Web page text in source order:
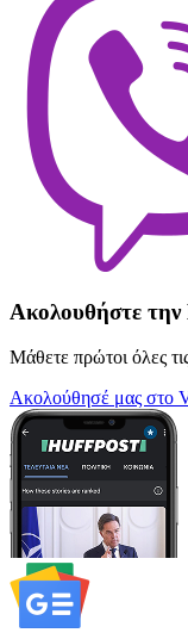
Ακολουθήστε
Μάθετε πρώτοι όλες
Ακολούθησέ μας στο